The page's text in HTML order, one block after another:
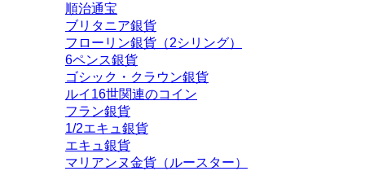
順治通宝
ブリタニア銀貨
フローリン銀貨（2シリング）
6ペンス銀貨
ゴシック・クラウン銀貨
ルイ16世関連のコイン
フラン銀貨
1/2エキュ銀貨
エキュ銀貨
マリアンヌ金貨（ルースター）